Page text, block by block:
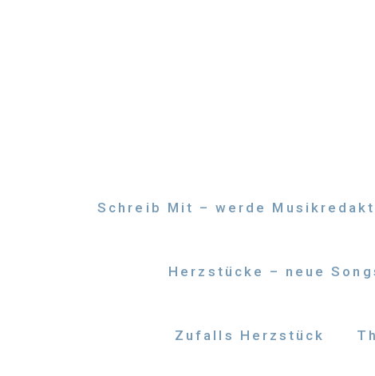
Schreib Mit – werde
Herzstücke – neue
Zufalls Herzstück